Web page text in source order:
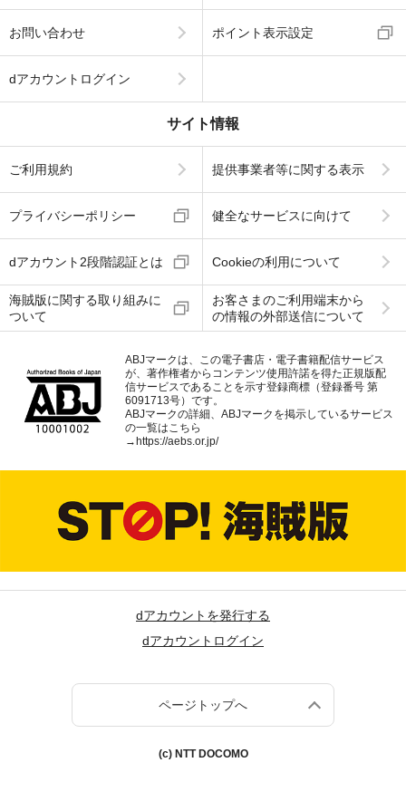
お問い合わせ ポイント表示設定
dアカウントログイン
サイト情報
ご利用規約 提供事業者等に関する表示
プライバシーポリシー 健全なサービスに向けて
dアカウント2段階認証とは Cookieの利用について
海賊版に関する取り組みに
ついて
お客さまのご利用端末から
の情報の外部送信について
ABJマークは、この電子書店・電子書籍配信サービス
が、著作権者からコンテンツ使用許諾を得た正規版配
信サービスであることを示す登録商標（登録番号 第
6091713号）です。
ABJマークの詳細、ABJマークを掲示しているサービス
の一覧はこちら
→ https://aebs.or.jp/
dアカウントを発行する
dアカウントログイン
ページトップへ
(c) NTT DOCOMO